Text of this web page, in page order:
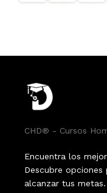
CHD® - Cursos
Encuentra los
Descubre
alcanzar tus